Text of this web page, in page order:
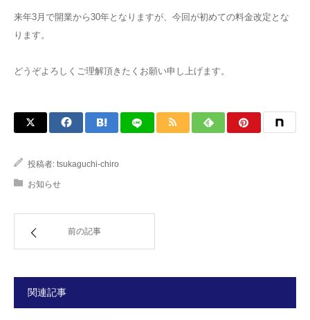
来年3月で開業から30年となりますが、今回が初めての料金改定とな
ります。
どうぞよろしくご理解頂きたくお願い申し上げます。
投稿者: tsukaguchi-chiro
お知らせ
前の記事
関連記事